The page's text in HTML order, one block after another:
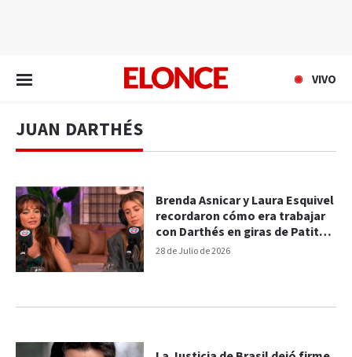
VIVO
JUAN DARTHÉS
28 de Julio de 2026
Brenda Asnicar y Laura Esquivel
recordaron cómo era trabajar
con Darthés en giras de Patito
Feo: "Estaba al acecho"